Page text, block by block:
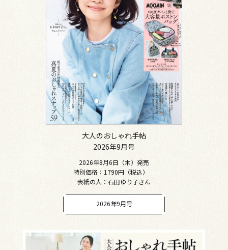
大人のおしゃれ手帖
2026年9月号
2026年8月6日（木）発売
特別価格：1790円（税込）
表紙の人：石田ゆり子さん
2026年9月号